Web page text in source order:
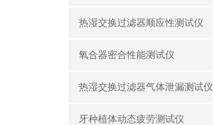
热湿交换过滤器顺应性测试仪
氧合器密合性能测试仪
热湿交换过滤器气体泄漏测试仪
牙种植体动态疲劳测试仪